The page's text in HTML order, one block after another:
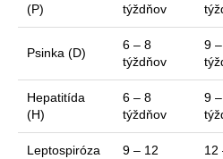
(P) týždňov
Psinka (D)
6 – 8
týždňov
9
Hepatitída
(H)
6 – 8
týždňov
9
Leptospiróza
9 – 12
12